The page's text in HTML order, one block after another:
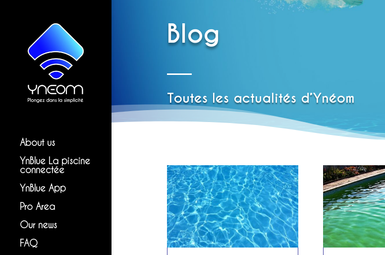
About us
YnBlue La piscine
connectée
YnBlue App
Pro Area
Our news
FAQ
Blog
Toutes les actualités d’Ynéom